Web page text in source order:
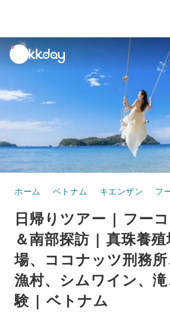
unread
notifications
ホーム ベトナム キエンザン フ
日帰りツアー | フー
＆南部探訪 | 真珠養
場、ココナッツ刑務所
漁村、シムワイン、
験 | ベトナム